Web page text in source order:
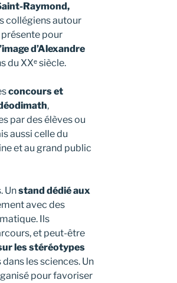
Raymond,
collégiens autour
pour
d’Alexandre
du XXᵉ siècle.
concours et
,
par des élèves ou
aussi celle du
et au grand public
Unstand dédié aux
avec des
Ils
et peut-être
les stéréotypes
les sciences. Un
pour favoriser